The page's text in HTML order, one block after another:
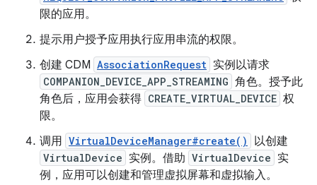
限的应用。
提示用户授予应用执行应用串流的权限。
创建 CDM AssociationRequest 实例以请求
COMPANION_DEVICE_APP_STREAMING 角色。授予此
角色后，应用会获得 CREATE_VIRTUAL_DEVICE 权
限。
调用 VirtualDeviceManager#create() 以创建
VirtualDevice 实例。借助 VirtualDevice 实
例，应用可以创建和管理虚拟屏幕和虚拟输入。